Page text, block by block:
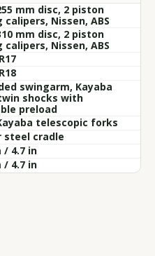
mm disc, 2 piston
Nissen, ABS
mm disc, 2 piston
Nissen, ABS
swingarm, Kayaba
shocks with
preload
telescopic forks
steel cradle
/ 4.7 in
/ 4.7 in